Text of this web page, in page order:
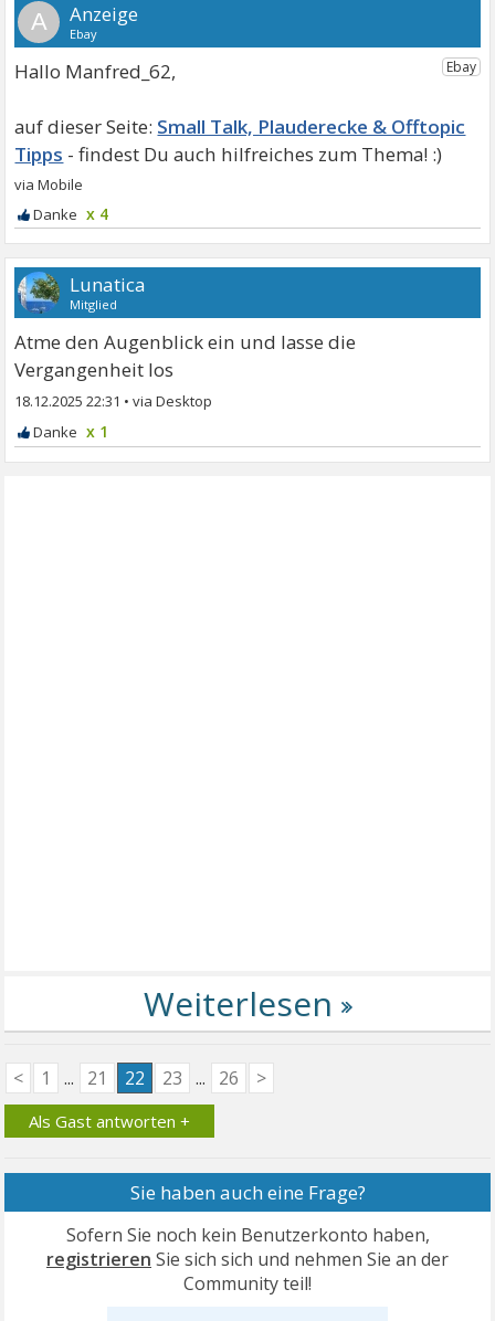
A
Hallo Manfred_62,
Small Talk, Plauderecke & Offtopic
Tipps
x 4
Lunatica
Mitglied
Atme den Augenblick ein und lasse die
Vergangenheit los
18.12.2025 22:31 •
x 1
< 1 ... 21 22 23 ... 26 >
Als Gast antworten +
Sie haben auch eine Frage?
Sofern Sie noch kein Benutzerkonto haben,
registrieren Sie sich sich und nehmen Sie an der
Community teil!